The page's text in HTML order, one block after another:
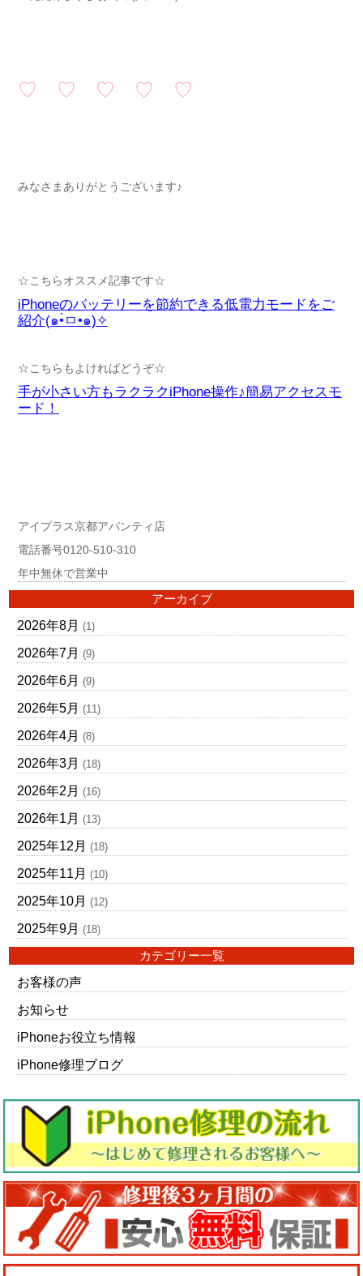
♡ ♡ ♡ ♡ ♡
みなさまありがとうございます♪
☆こちらオススメ記事です☆
iPhoneのバッテリーを節約できる低電力モードをご
紹介(๑•̀ㅁ•๑)✧
☆こちらもよければどうぞ☆
手が小さい方もラクラクiPhone操作♪簡易アクセスモ
ード！
アイプラス京都アバンティ店
電話番号0120-510-310
年中無休で営業中
アーカイブ
2026年8月 (1)
2026年7月 (9)
2026年6月 (9)
2026年5月 (11)
2026年4月 (8)
2026年3月 (18)
2026年2月 (16)
2026年1月 (13)
2025年12月 (18)
2025年11月 (10)
2025年10月 (12)
2025年9月 (18)
カテゴリー一覧
お客様の声
お知らせ
iPhoneお役立ち情報
iPhone修理ブログ